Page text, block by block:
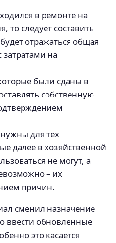
в ремонте на
то следует составить
отражаться общая
затратами на
были сданы в
собственную
для тех
далее в хозяйственной
не могут, а
– их
причин.
сменил назначение
ввести обновленные
это касается